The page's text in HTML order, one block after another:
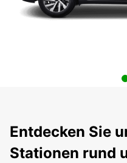
Entdecken Sie
Stationen rund